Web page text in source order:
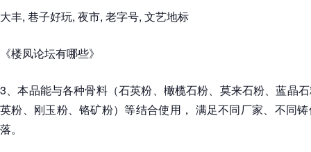
大丰, 巷子好玩, 夜市, 老字号, 文艺地标
《楼凤论坛有哪些》
3、本品能与各种骨料（石英粉、橄榄石粉、莫来石粉、蓝晶
英粉、刚玉粉、铬矿粉）等结合使用， 满足不同厂家、不同
落。